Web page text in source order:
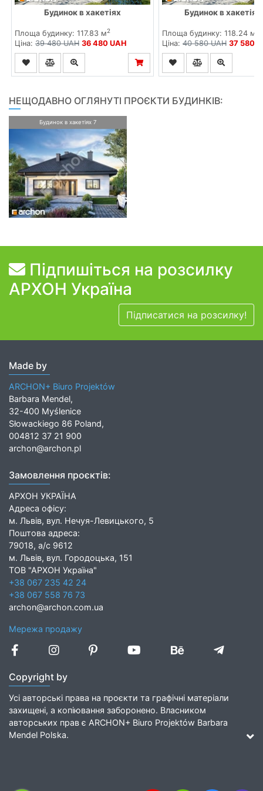
Будинок в хакетіях
Площа будинку: 117.83 м2
Ціна: 39 480 UAH 36 480 UAH
Будинок в
Площа будинку: 118.24 м
Ціна:40 580 UAH 37 580
НЕЩОДАВНО ОГЛЯНУТІ ПРОЄКТИ БУДИНКІВ:
Будинок в хакетіях 7
Підпишіться на розсилку
АРХОН Україна
Підписатися на розсилку!
Made by
ARCHON+ Biuro Projektów
Barbara Mendel,
32-400 Myślenice
Słowackiego 86 Poland,
004812 37 21 900
archon@archon.pl
Замовлення проєктів:
АРХОН УКРАЇНА
Адреса офісу:
м. Львів, вул. Нечуя-Левицького, 5
Поштова адреса:
79018, а/с 9612
м. Львів, вул. Городоцька, 151
ТОВ "АРХОН Україна"
+38 067 235 42 24
+38 067 558 76 73
archon@archon.com.ua
Мережа продажу
Copyright by
Усі авторські права на проєкти та графічні матеріали
захищені, а копіювання заборонено. Власником
авторських прав є ARCHON+ Biuro Projektów Barbara
Mendel Polska.